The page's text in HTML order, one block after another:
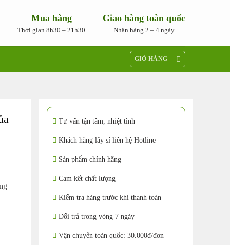
Mua hàng
Thời gian 8h30 – 21h30
Giao hàng toàn quốc
Nhận hàng 2 – 4 ngày
GIỎ HÀNG
Tư vấn tận tâm, nhiệt tình
Khách hàng lấy sỉ liên hệ Hotline
Sản phẩm chính hãng
Cam kết chất lượng
Kiểm tra hàng trước khi thanh toán
Đổi trả trong vòng 7 ngày
Vận chuyển toàn quốc: 30.000đ/đơn